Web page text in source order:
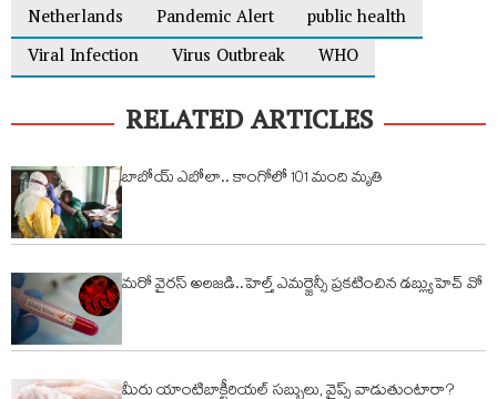
Netherlands Pandemic Alert
public health
Viral Infection
Virus Outbreak WHO
RELATED ARTICLES
బాబోయ్ ఎబోలా.. కాంగోలో 101 మంది మృతి
మరో వైరస్‌ అలజడి..హెల్త్‌ ఎమర్జెన్సీ ప్రకటించిన డబ్ల్యుహెచ్ వో
మీరు యాంటిబాక్టీరియల్‌ సబ్బులు, వైప్స్‌ వాడుతుంటారా?